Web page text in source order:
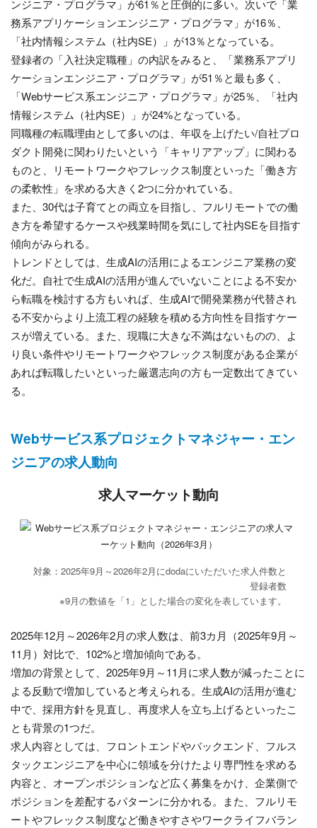
ンジニア・プログラマ」が61％と圧倒的に多い。次いで「業
務系アプリケーションエンジニア・プログラマ」が16％、
「社内情報システム（社内SE）」が13％となっている。
登録者の「入社決定職種」の内訳をみると、「業務系アプリ
ケーションエンジニア・プログラマ」が51％と最も多く、
「Webサービス系エンジニア・プログラマ」が25％、「社内
情報システム（社内SE）」が24%となっている。
同職種の転職理由として多いのは、年収を上げたい/自社プロ
ダクト開発に関わりたいという「キャリアアップ」に関わる
ものと、リモートワークやフレックス制度といった「働き方
の柔軟性」を求める大きく2つに分かれている。
また、30代は子育てとの両立を目指し、フルリモートでの働
き方を希望するケースや残業時間を気にして社内SEを目指す
傾向がみられる。
トレンドとしては、生成AIの活用によるエンジニア業務の変
化だ。自社で生成AIの活用が進んでいないことによる不安か
ら転職を検討する方もいれば、生成AIで開発業務が代替され
る不安からより上流工程の経験を積める方向性を目指すケー
スが増えている。また、現職に大きな不満はないものの、よ
り良い条件やリモートワークやフレックス制度がある企業が
あれば転職したいといった厳選志向の方も一定数出てきてい
る。
Webサービス系プロジェクトマネジャー・エン
ジニアの求人動向
求人マーケット動向
対象：2025年9月～2026年2月にdodaにいただいた求人件数と
登録者数
※9月の数値を「1」とした場合の変化を表しています。
2025年12月～2026年2月の求人数は、前3カ月（2025年9月～
11月）対比で、102%と増加傾向である。
増加の背景として、2025年9月～11月に求人数が減ったことに
よる反動で増加していると考えられる。生成AIの活用が進む
中で、採用方針を見直し、再度求人を立ち上げるといったこ
とも背景の1つだ。
求人内容としては、フロントエンドやバックエンド、フルス
タックエンジニアを中心に領域を分けたより専門性を求める
内容と、オープンポジションなど広く募集をかけ、企業側で
ポジションを差配するパターンに分かれる。また、フルリモ
ートやフレックス制度など働きやすさやワークライフバラン